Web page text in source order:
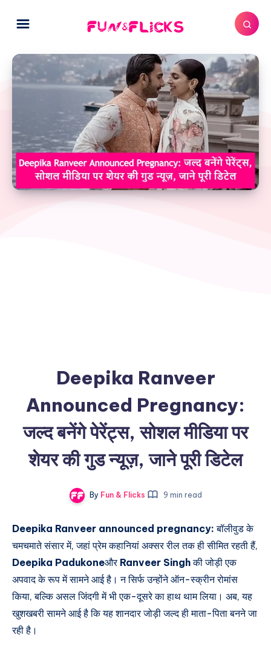
Deepika Ranveer
Announced Pregnancy:
जल्द बनेंगे पेरेंट्स, सोशल मीडिया पर
शेयर की गुड न्यूज़, जाने पूरी डिटेल
By Fun & Flicks 9 min read
Deepika Ranveer announced pregnancy: बॉलीवुड के
चमचमाते संसार में, जहां प्रेम कहानियां अक्सर रील तक ही सीमित रहती हैं,
Deepika Padukoneऔर Ranveer Singhकी जोड़ी एक
अपवाद के रूप में सामने आई है। न सिर्फ उन्होंने ऑन-स्क्रीन रोमांस
किया, बल्कि असल जिंदगी में भी एक-दूसरे का हाथ थाम लिया। अब, यह
खुशखबरी सामने आई है कि यह शानदार जोड़ी जल्द ही माता-पिता बनने जा
रही है।